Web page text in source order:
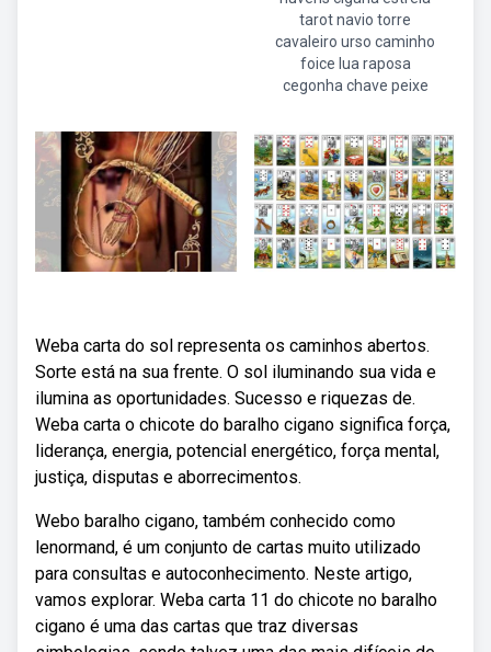
tarot navio torre
cavaleiro urso caminho
foice lua raposa
cegonha chave peixe
Weba carta do sol representa os caminhos abertos.
Sorte está na sua frente. O sol iluminando sua vida e
ilumina as oportunidades. Sucesso e riquezas de.
Weba carta o chicote do baralho cigano significa força,
liderança, energia, potencial energético, força mental,
justiça, disputas e aborrecimentos.
Webo baralho cigano, também conhecido como
lenormand, é um conjunto de cartas muito utilizado
para consultas e autoconhecimento. Neste artigo,
vamos explorar. Weba carta 11 do chicote no baralho
cigano é uma das cartas que traz diversas